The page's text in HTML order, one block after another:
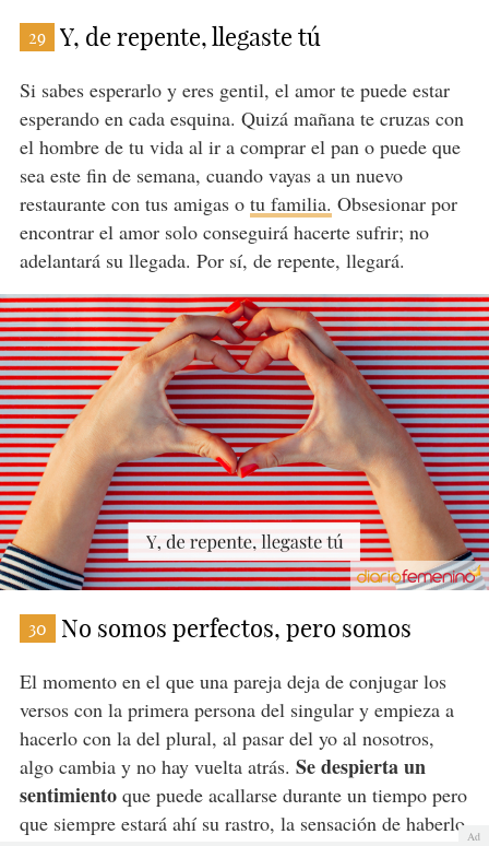
29 Y, de repente, llegaste tú
Si sabes esperarlo y eres gentil, el amor te puede estar
esperando en cada esquina. Quizá mañana te cruzas con
el hombre de tu vida al ir a comprar el pan o puede que
sea este fin de semana, cuando vayas a un nuevo
restaurante con tus amigas o tu familia. Obsesionar por
encontrar el amor solo conseguirá hacerte sufrir; no
adelantará su llegada. Por sí, de repente, llegará.
30 No somos perfectos, pero somos
El momento en el que una pareja deja de conjugar los
versos con la primera persona del singular y empieza a
hacerlo con la del plural, al pasar del yo al nosotros,
algo cambia y no hay vuelta atrás. Se despierta un
sentimientoque puede acallarse durante un tiempo pero
que siempre estará ahí su rastro, la sensación de haberlo
Ad